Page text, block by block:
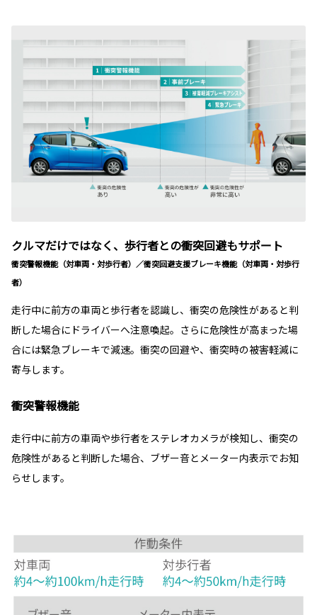
クルマだけではなく、歩行者との衝突回避もサポート
衝突警報機能（対車両・対歩行者）／衝突回避支援ブレーキ機能（対車両・対歩行
者）
走行中に前方の車両と歩行者を認識し、衝突の危険性があると判
断した場合にドライバーへ注意喚起。さらに危険性が高まった場
合には緊急ブレーキで減速。衝突の回避や、衝突時の被害軽減に
寄与します。
衝突警報機能
走行中に前方の車両や歩行者をステレオカメラが検知し、衝突の
危険性があると判断した場合、ブザー音とメーター内表示でお知
らせします。